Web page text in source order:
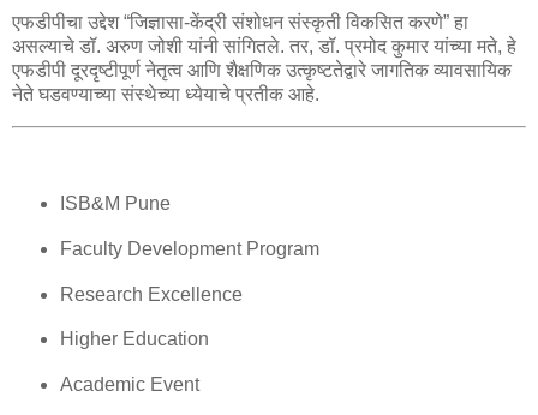
एफडीपीचा उद्देश “जिज्ञासा-केंद्री संशोधन संस्कृती विकसित करणे” हा
असल्याचे डॉ. अरुण जोशी यांनी सांगितले. तर, डॉ. प्रमोद कुमार यांच्या मते, हे
एफडीपी दूरदृष्टीपूर्ण नेतृत्व आणि शैक्षणिक उत्कृष्टतेद्वारे जागतिक व्यावसायिक
नेते घडवण्याच्या संस्थेच्या ध्येयाचे प्रतीक आहे.
ISB&M Pune
Faculty Development Program
Research Excellence
Higher Education
Academic Event